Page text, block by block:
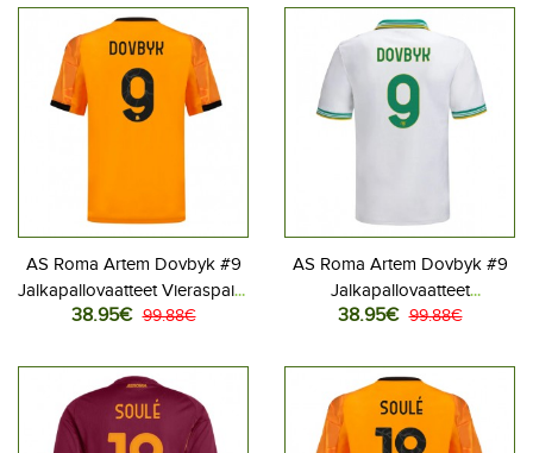
AS Roma Artem Dovbyk #9
Jalkapallovaatteet Vieraspaita
2025-26 Lyhythihainen
38.95€ 99.88€
AS Roma Artem Dovbyk #9
Jalkapallovaatteet
Kolmaspaita 2025-26
38.95€ 99.88€